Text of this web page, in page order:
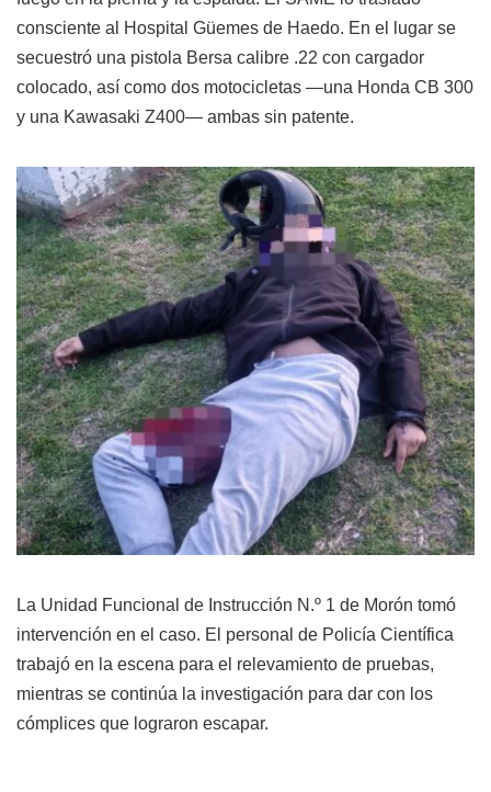
consciente al Hospital Güemes de Haedo. En el lugar se
secuestró una pistola Bersa calibre .22 con cargador
colocado, así como dos motocicletas —una Honda CB 300
y una Kawasaki Z400— ambas sin patente.
La Unidad Funcional de Instrucción N.º 1 de Morón tomó
intervención en el caso. El personal de Policía Científica
trabajó en la escena para el relevamiento de pruebas,
mientras se continúa la investigación para dar con los
cómplices que lograron escapar.